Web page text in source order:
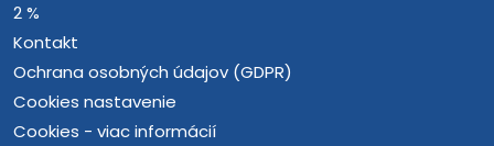
2 %
Kontakt
Ochrana osobných údajov (GDPR)
Cookies nastavenie
Cookies - viac informácií